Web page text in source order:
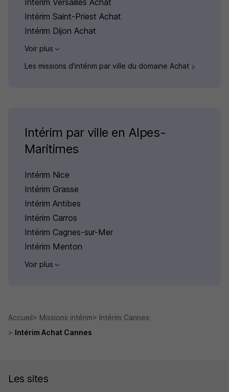
Intérim Versailles Achat
Intérim Saint-Priest Achat
Intérim Dijon Achat
Voir plus
Les missions d'intérim par ville du domaine Achat
Intérim par ville en Alpes-
Maritimes
Intérim Nice
Intérim Grasse
Intérim Antibes
Intérim Carros
Intérim Cagnes-sur-Mer
Intérim Menton
Voir plus
Accueil Missions intérim
Intérim Cannes
Intérim Achat Cannes
Les sites